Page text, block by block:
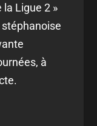
la Ligue 2 »
stéphanoise
à